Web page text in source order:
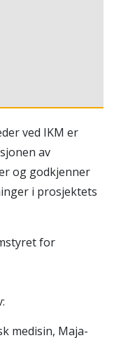
ved IKM er
av
og godkjenner
i prosjektets
for
medisin, Maja-